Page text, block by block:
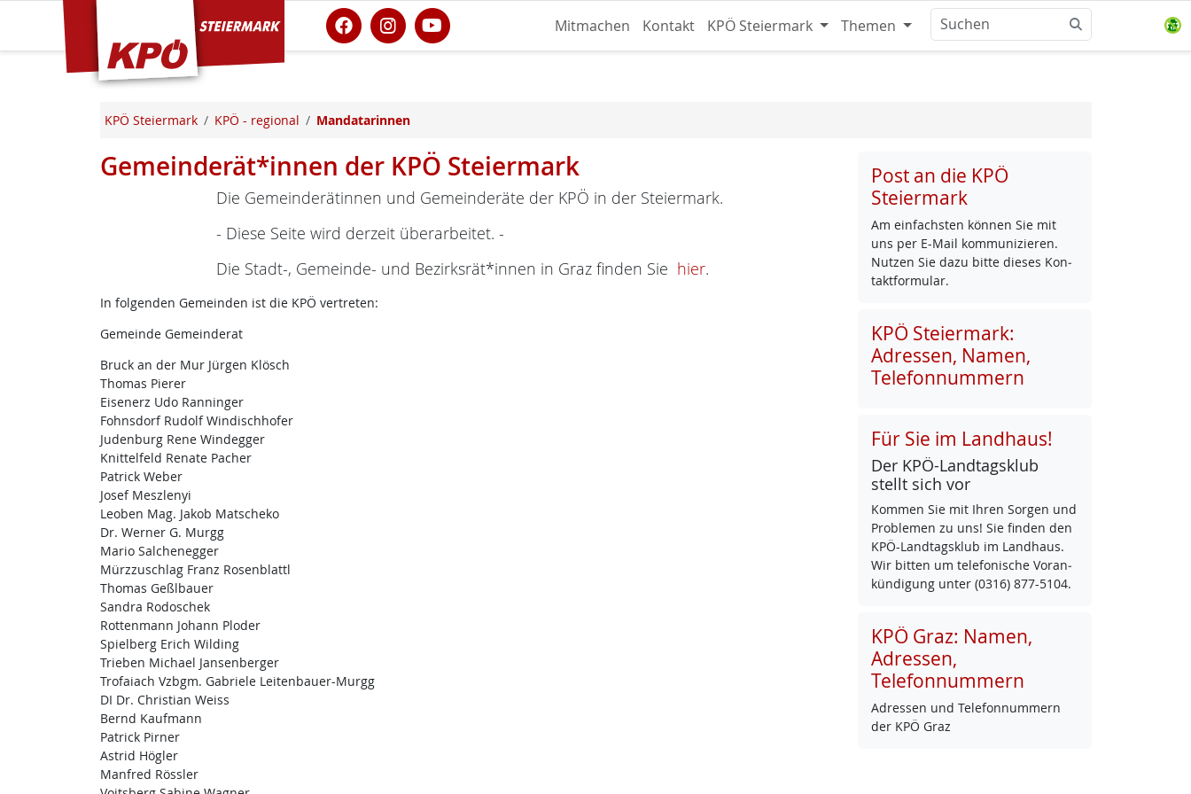
KPÖ Steiermark Mitmachen Kontakt KPÖ Steiermark Themen
KPÖ Steiermark KPÖ - regional Mandatarinnen
Gemeinderät*innen der KPÖ Steiermark
Die Gemeinderätinnen und Gemeinderäte der KPÖ in der Steiermark.
- Diese Seite wird derzeit überarbeitet. -
Die Stadt-, Gemeinde- und Bezirksrät*innen in Graz finden Sie hier.
In folgenden Gemeinden ist die KPÖ vertreten:
Gemeinde Gemeinderat
Bruck an der Mur Jürgen Klösch
Thomas Pierer
Eisenerz Udo Ranninger
Fohnsdorf Rudolf Windischhofer
Judenburg Rene Windegger
Knittelfeld Renate Pacher
Patrick Weber
Josef Meszlenyi
Leoben Mag. Jakob Matscheko
Dr. Werner G. Murgg
Mario Salchenegger
Mürzzuschlag Franz Rosenblattl
Thomas Geßlbauer
Sandra Rodoschek
Rottenmann Johann Ploder
Spielberg Erich Wilding
Trieben Michael Jansenberger
Trofaiach Vzbgm. Gabriele Leitenbauer-Murgg
DI Dr. Christian Weiss
Bernd Kaufmann
Patrick Pirner
Astrid Högler
Manfred Rössler
Post an die KPÖ
Steiermark
Am ein­fachs­ten kön­nen Sie mit
uns per E-Mail kom­mu­ni­zie­ren.
Nut­zen Sie da­zu bit­te die­ses Kon­
takt­for­mu­lar.
KPÖ Steiermark:
Adressen, Namen,
Telefonnummern
Für Sie im Landhaus!
Der KPÖ-Land­tags­klub
stellt sich vor
Kom­men Sie mit Ih­ren Sor­gen und
Pro­b­le­men zu uns! Sie fin­den den
KPÖ-Land­tags­klub im Land­haus.
Wir bit­ten um te­le­fo­ni­sche Vor­an­
kün­di­gung un­ter (0316) 877-5104.
KPÖ Graz: Namen,
Adressen,
Telefonnummern
Adres­sen und Te­le­fon­num­mern
der KPÖ Graz